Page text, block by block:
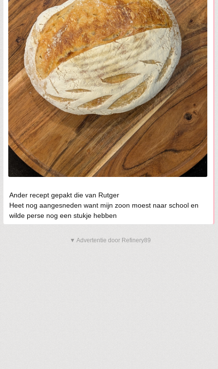
Ander recept gepakt die van Rutger
Heet nog aangesneden want mijn zoon moest naar school en
wilde perse nog een stukje hebben
▼ Advertentie door Refinery89